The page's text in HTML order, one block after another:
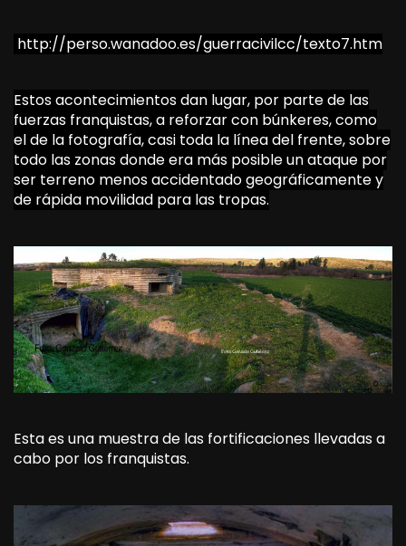
http://perso.wanadoo.es/guerracivilcc/texto7.htm
Estos acontecimientos dan lugar, por parte de las
fuerzas franquistas, a reforzar con búnkeres, como
el de la fotografía, casi toda la línea del frente, sobre
todo las zonas donde era más posible un ataque por
ser terreno menos accidentado geográficamente y
de rápida movilidad para las tropas.
Esta es una muestra de las fortificaciones llevadas a
cabo por los franquistas.